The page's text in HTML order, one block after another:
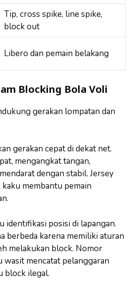
Tip, cross spike, line spike,
block out
Libero dan pemain belakang
Blocking Bola Voli
gerakan lompatan dan
gerakan cepat di dekat net.
mengangkat tangan,
dengan stabil. Jersey
membantu pemain
identifikasi posisi di lapangan.
berbeda karena memiliki aturan
melakukan block. Nomor
mencatat pelanggaran
block ilegal.